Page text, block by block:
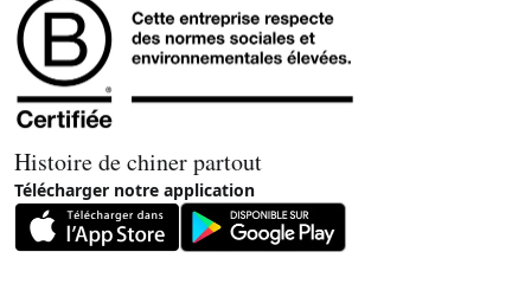
Histoire de chiner partout
Télécharger notre application